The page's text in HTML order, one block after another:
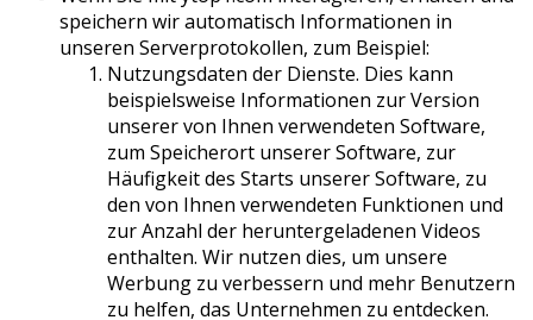
speichern wir automatisch Informationen in
unseren Serverprotokollen, zum Beispiel:
Nutzungsdaten der Dienste. Dies kann
beispielsweise Informationen zur Version
unserer von Ihnen verwendeten Software,
zum Speicherort unserer Software, zur
Häufigkeit des Starts unserer Software, zu
den von Ihnen verwendeten Funktionen und
zur Anzahl der heruntergeladenen Videos
enthalten. Wir nutzen dies, um unsere
Werbung zu verbessern und mehr Benutzern
zu helfen, das Unternehmen zu entdecken.